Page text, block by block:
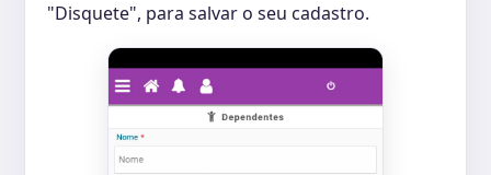
"Disquete", para salvar o seu cadastro.